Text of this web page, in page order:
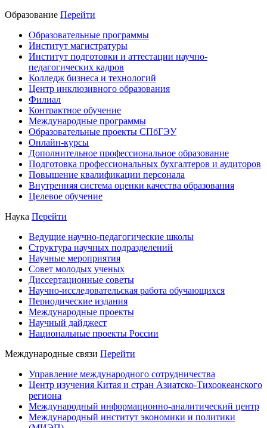
Образование Перейти
Образовательные программы
Институт магистратуры
Институт подготовки и аттестации научно-
педагогических кадров
Колледж бизнеса и технологий
Центр инклюзивного образования
Филиал
Контрактное обучение
Международные программы
Образовательные проекты СПбГЭУ
Онлайн-курсы
Дополнительное профессиональное образование
Подготовка профессиональных бухгалтеров и аудиторов
Повышение квалификации персонала
Внутренняя система оценки качества образования
Целевое обучение
Наука Перейти
Ведущие научно-педагогические школы
Структура научных подразделений
Научные мероприятия
Совет молодых ученых
Диссертационные советы
Научно-исследовательская работа обучающихся
Периодические издания
Международные проекты
Научный дайджест
Национальные проекты России
Международные связи Перейти
Управление международного сотрудничества
Центр изучения Китая и стран Азиатско-Тихоокеанского
региона
Международный информационно-аналитический центр
Международный институт экономики и политики